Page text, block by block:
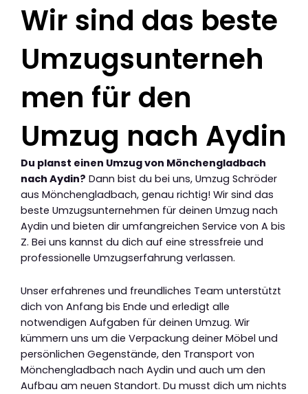
Wir sind das beste
Umzugsunterneh
men für den
Umzug nach Aydin
Du planst einen Umzug von Mönchengladbach
nach Aydin? Dann bist du bei uns, Umzug Schröder
aus Mönchengladbach, genau richtig! Wir sind das
beste Umzugsunternehmen für deinen Umzug nach
Aydin und bieten dir umfangreichen Service von A bis
Z. Bei uns kannst du dich auf eine stressfreie und
professionelle Umzugserfahrung verlassen.
Unser erfahrenes und freundliches Team unterstützt
dich von Anfang bis Ende und erledigt alle
notwendigen Aufgaben für deinen Umzug. Wir
kümmern uns um die Verpackung deiner Möbel und
persönlichen Gegenstände, den Transport von
Mönchengladbach nach Aydin und auch um den
Aufbau am neuen Standort. Du musst dich um nichts